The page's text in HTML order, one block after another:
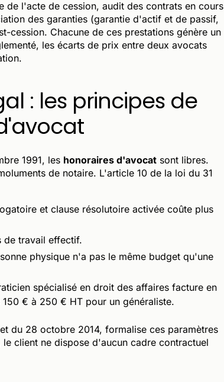
de l'acte de cession, audit des contrats en cours
des garanties (garantie d'actif et de passif,
cession. Chacune de ces prestations génère un
les écarts de prix entre deux avocats
: les principes de
1991, les honoraires d'avocat sont libres.
de notaire. L'article 10 de la loi du 31
et clause résolutoire activée coûte plus
de travail effectif.
physique n'a pas le même budget qu'une
spécialisé en droit des affaires facture en
€ à 250 € HT pour un généraliste.
du 28 octobre 2014, formalise ces paramètres
client ne dispose d'aucun cadre contractuel